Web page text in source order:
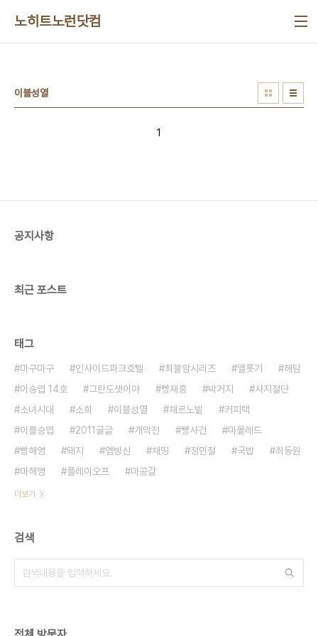
노히트노런닷컴
이블성열
1
공지사항
최근 포스트
태그
마구마구 인사이드파크호텔 최불암시리즈 엘롯기
해담
이승엽 14호
그란도셋이야 빵재홍 박거지
사지절단
소녀시대
소희 이블성열 채르노빌
커피택
이블승엽
2011골글 개막전 빵사건
마몰레드
빵해영
돼지 엠빙신 채띵 정민철 국밥
최동원
마해영
플레이오프 마공갈
더보기
검색